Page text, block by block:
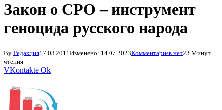
Закон о СРО – инструмент
геноцида русского народа
By Редакция17.03.2011 Изменено: 14.07.2023Комментариев нет23 Минут
чтения
VKontakte Ok